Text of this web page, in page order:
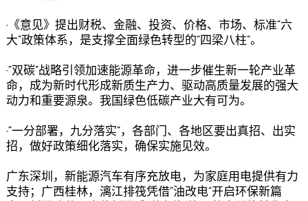
·《意见》提出财税、金融、投资、价格、市场、标准“六
大”政策体系，是支撑全面绿色转型的“四梁八柱”。
·“双碳”战略引领加速能源革命，进一步催生新一轮产业革
命，成为新时代形成新质生产力、驱动高质量发展的强大
动力和重要源泉。我国绿色低碳产业大有可为。
·“一分部署，九分落实”，各部门、各地区要出真招、出实
招，做好政策细化落实，确保实施见效。
广东深圳，新能源汽车有序充放电，为家庭用电提供有力
支持；广西桂林，漓江排筏凭借“油改电”开启环保新篇